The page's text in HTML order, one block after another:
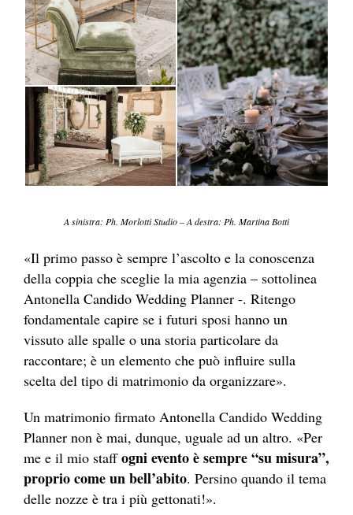
A sinistra: Ph. Morlotti Studio – A destra: Ph. Martina Botti
«Il primo passo è sempre l’ascolto e la conoscenza
della coppia che sceglie la mia agenzia – sottolinea
Antonella Candido Wedding Planner -. Ritengo
fondamentale capire se i futuri sposi hanno un
vissuto alle spalle o una storia particolare da
raccontare; è un elemento che può influire sulla
scelta del tipo di matrimonio da organizzare».
Un matrimonio firmato Antonella Candido Wedding
Planner non è mai, dunque, uguale ad un altro. «Per
me e il mio staffogni evento è sempre “su misura”,
proprio come un bell’abito. Persino quando il tema
delle nozze è tra i più gettonati!».